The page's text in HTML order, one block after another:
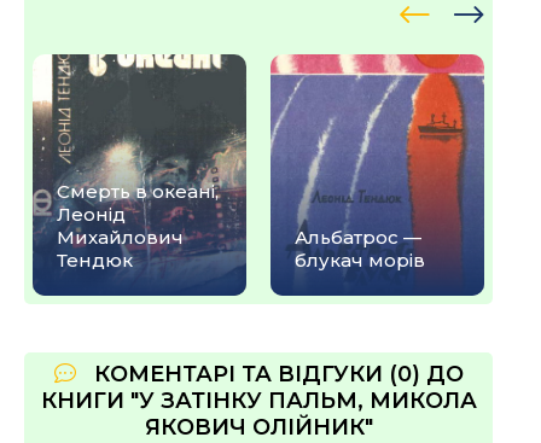
Смерть в океані,
Леонід
Михайлович
Тендюк
Альбатрос —
блукач морів
КОМЕНТАРІ ТА ВІДГУКИ (0) ДО
КНИГИ "У ЗАТIНКУ ПАЛЬМ, МИКОЛА
ЯКОВИЧ ОЛІЙНИК"